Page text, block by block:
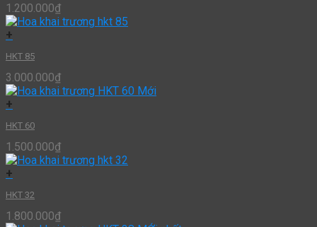
1.200.000₫
+
HKT 85
3.000.000₫
+
HKT 60
1.500.000₫
+
HKT 32
1.800.000₫